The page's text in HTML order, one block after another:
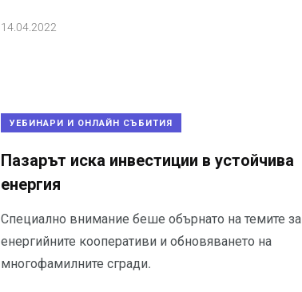
14.04.2022
УЕБИНАРИ И ОНЛАЙН СЪБИТИЯ
Пазарът иска инвестиции в устойчива
енергия
Специално внимание беше обърнато на темите за
енергийните кооперативи и обновяването на
многофамилните сгради.